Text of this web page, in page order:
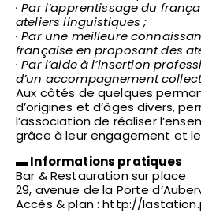
· Par l’apprentissage du
ateliers linguistiques ;
· Par une meilleure
française en proposant des
· Par l’aide à l’insertion
d’un accompagnement
Aux côtés de quelques
d’origines et d’âges divers,
l’association de réaliser
grâce à leur engagement et
▬ Informations pratiques
Bar & Restauration sur place
29, avenue de la Porte
Accès & plan : http://